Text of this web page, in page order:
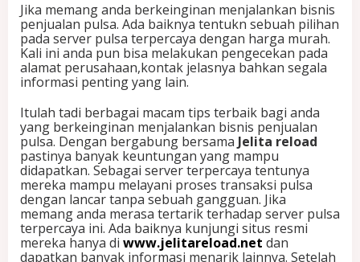
Jika memang anda berkeinginan menjalankan bisnis
penjualan pulsa. Ada baiknya tentukn sebuah pilihan
pada server pulsa terpercaya dengan harga murah.
Kali ini anda pun bisa melakukan pengecekan pada
alamat perusahaan,kontak jelasnya bahkan segala
informasi penting yang lain.
Itulah tadi berbagai macam tips terbaik bagi anda
yang berkeinginan menjalankan bisnis penjualan
pulsa. Dengan bergabung bersama Jelita reload
pastinya banyak keuntungan yang mampu
didapatkan. Sebagai server terpercaya tentunya
mereka mampu melayani proses transaksi pulsa
dengan lancar tanpa sebuah gangguan. Jika
memang anda merasa tertarik terhadap server pulsa
terpercaya ini. Ada baiknya kunjungi situs resmi
mereka hanya di www.jelitareload.net dan
dapatkan banyak informasi menarik lainnya. Setelah